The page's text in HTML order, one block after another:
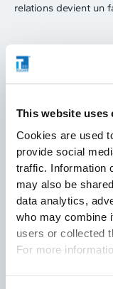
This website uses
Cookies are used
provide social
traffic. Information
may also be
data analytics,
who may combine
users or collected
For more
relations devient un
une opportunité
digital dédié à la
des processus
Pendant
entreprises et des
évoluer leurs
intégrées, à la data